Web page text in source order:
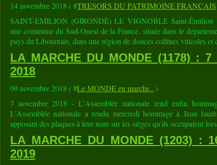
14 novembre 2018 ( #TRESORS DU PATRIMOINE FRANCAIS
SAINT-EMILION (GIRONDE) LE VIGNOBLE Saint-Émilion
une commune du Sud-Ouest de la France, située dans le
pays du Libournais, dans une région de douces collines viticoles et
LA MARCHE DU MONDE (1178) :
2018
09 novembre 2018 ( #Le MONDE en marche.. )
7 novembre 2018 - L'Assemblée nationale rend enfin
L'Assemblée nationale a rendu mercredi hommage à Jean
apposant des plaques à leur nom sur les sièges qu'ils occupaient
LA MARCHE DU MONDE (1203) :
2019